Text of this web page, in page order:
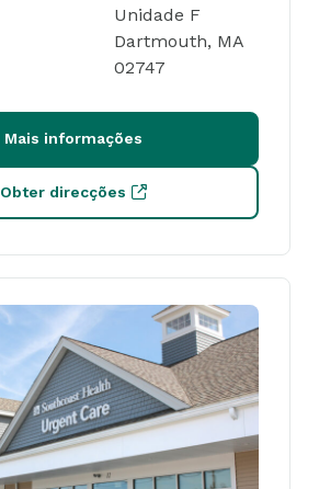
Unidade F
Dartmouth, MA
02747
Mais informações
Obter direcções